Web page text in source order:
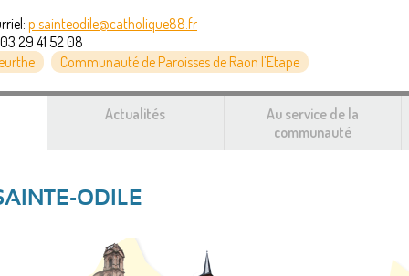
p.sainteodile@catholique88.fr
03 29 41 52 08
Communauté de Paroisses de Raon l'Etape
Actualités
Au service de la
communauté
ODILE